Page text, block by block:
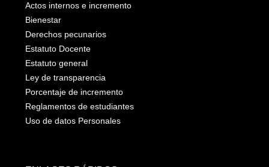
Actos internos e incremento
Bienestar
Derechos pecunarios
Estatuto Docente
Estatuto general
Ley de transparencia
Porcentaje de incremento
Reglamentos de estudiantes
Uso de datos Personales